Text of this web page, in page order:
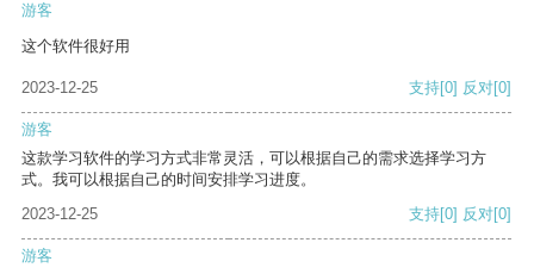
游客
这个软件很好用
2023-12-25 支持[0] 反对[0]
游客
这款学习软件的学习方式非常灵活，可以根据自己的需求选择学习方
式。我可以根据自己的时间安排学习进度。
2023-12-25
支持[0] 反对[0]
游客